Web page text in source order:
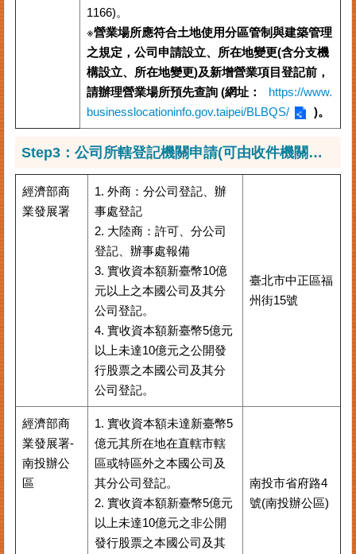
English
臺
北
市
商
見
答
1166)。
※營業場所應符合土地使用分區管制與建築管理
之規定，公司申請設立、所在地變更(含分支機
構設立、所在地變更)及新增營業項目登記前，
請辦理營業場所預先查詢 (網址：
https://www.
businesslocationinfo.gov.taipei/BLBQS/
)。
Step3：公司所轄登記機關申請(可由收件機關代收轉送正確之申登機關)
經濟部商
業發展署
1. 外商：分公司登記、辦
事處登記
2. 大陸商：許可、分公司
登記、辦事處報備
3. 實收資本額新臺幣10億
元以上之本國公司及其分
公司登記。
4. 實收資本額新臺幣5億元
以上未達10億元之公開發
行股票之本國公司及其分
公司登記。
臺北市中正區福
州街15號
經濟部商
業發展署-
南投辦公
區
1. 實收資本額未達新臺幣5
億元其所在地在直轄市轄
區或特區外之本國公司及
其分公司登記。
2. 實收資本額新臺幣5億元
以上未達10億元之非公開
發行股票之本國公司及其
南投市省府路4
號(南投辦公區)